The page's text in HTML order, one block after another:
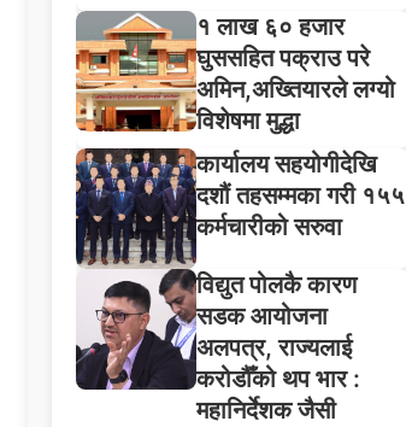
१ लाख ६० हजार
घुससहित पक्राउ परे
अमिन,अख्तियारले लग्यो
विशेषमा मुद्धा
कार्यालय सहयोगीदेखि
दशौं तहसम्मका गरी १५५
कर्मचारीको सरुवा
विद्युत पोलकै कारण
सडक आयोजना
अलपत्र, राज्यलाई
करोडौँको थप भार :
महानिर्देशक जैसी